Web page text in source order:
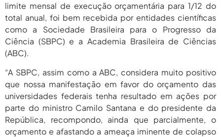
Protagonismo Nacional Em Ciência E
Tecnologia Depende De...
agosto
5, 2026
Pais Veem Avanço, Mas Temem
Que Nova Lei...
CNPq: Terceira Edição...
limite mensal de execução orçamentária para 1/12 do
total anual, foi bem recebida por entidades científicas
como a Sociedade Brasileira para o Progresso da
Ciência (SBPC) e a Academia Brasileira de Ciências
(ABC).
“A SBPC, assim como a ABC, considera muito positivo
que nossa manifestação em favor do orçamento das
universidades federais tenha resultado em ações por
parte do ministro Camilo Santana e do presidente da
República, recompondo, ainda que parcialmente, o
orçamento e afastando a ameaça iminente de colapso